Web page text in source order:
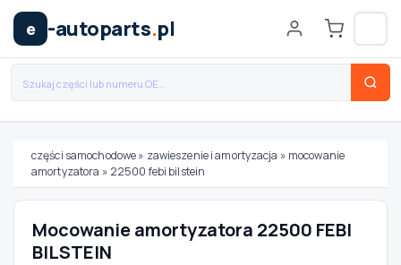
e -autoparts.pl
Wybierz swój pojazd
MARKA
części samochodowe» zawieszenie i amortyzacja » mocowanie
amortyzatora » 22500 febi bilstein
Mocowanie amortyzatora 22500 FEBI
BILSTEIN